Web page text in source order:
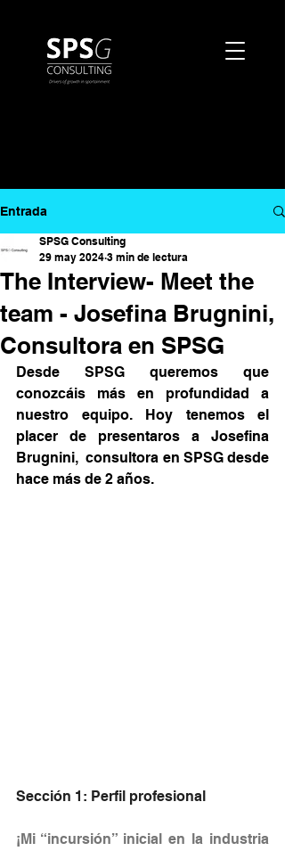
Entrada
The Interview- Meet the
team - Josefina Brugnini,
Consultora en SPSG
SPSG Consulting
29 may 2024 3 min de lectura
Desde SPSG queremos que
conozcáis más en profundidad a
nuestro equipo. Hoy tenemos el
placer de presentaros a Josefina
Brugnini,  consultora en SPSG desde
hace más de 2 años.
Sección 1: Perfil profesional
¡Mi “incursión” inicial en la industria